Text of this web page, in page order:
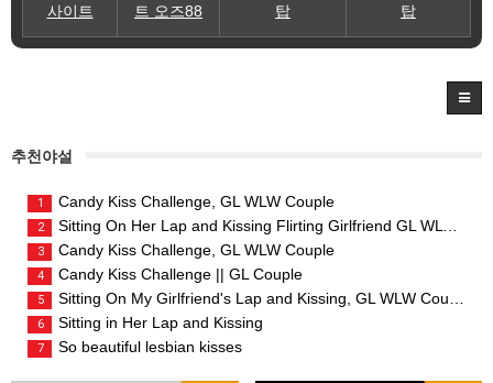
사이트
트 오즈88
탑
탑
추천야설
1 Candy Kiss Challenge, GL WLW Couple
2 Sitting On Her Lap and Kissing Flirting Girlfriend GL WLW Couple
3 Candy Kiss Challenge, GL WLW Couple
4 Candy Kiss Challenge || GL Couple
5 Sitting On My Girlfriend's Lap and Kissing, GL WLW Couple
6 Sitting in Her Lap and Kissing
7 So beautiful lesbian kisses